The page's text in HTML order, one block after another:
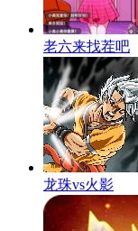
老六来找茬吧
龙珠vs火影